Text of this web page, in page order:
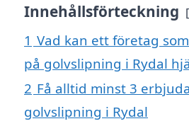
Innehållsförteckning
1 Vad kan ett företag
på golvslipning i Rydal
2 Få alltid minst 3
golvslipning i Rydal